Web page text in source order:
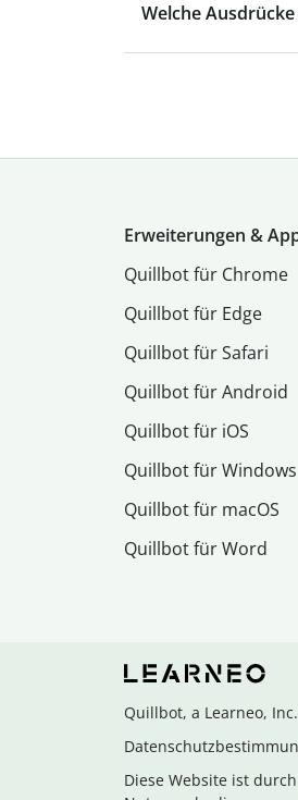
Welche Ausdrücke
Erweiterungen &
Quillbot für Chrome
Quillbot für Edge
Quillbot für Safari
Quillbot für Android
Quillbot für iOS
Quillbot für Windows
Quillbot für macOS
Quillbot für Word
Quillbot, a Learneo,
Diese Website ist